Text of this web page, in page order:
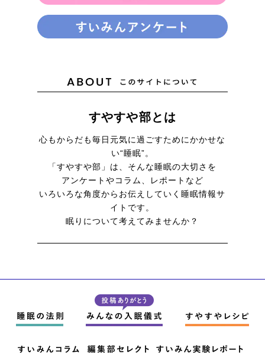
すやすや部とは
心もからだも毎日元気に過ごすためにかかせな
い“睡眠”。
「すやすや部」は、そんな睡眠の大切さを
アンケートやコラム、レポートなど
いろいろな角度からお伝えしていく睡眠情報サ
イトです。
眠りについて考えてみませんか？